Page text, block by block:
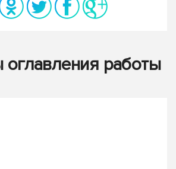
оглавления работы